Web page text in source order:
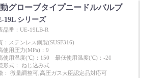
グローブタイプニードルバルブ
19L シリーズ
品番：UE-19LB-R
：ステンレス鋼製(SUSF316)
使用圧力(MPa)：9
使用温度(℃)：150 最低使用温度(℃)：-20
形式： ねじ込み式
： 微量調整可,高圧ガス大臣認定品対応可